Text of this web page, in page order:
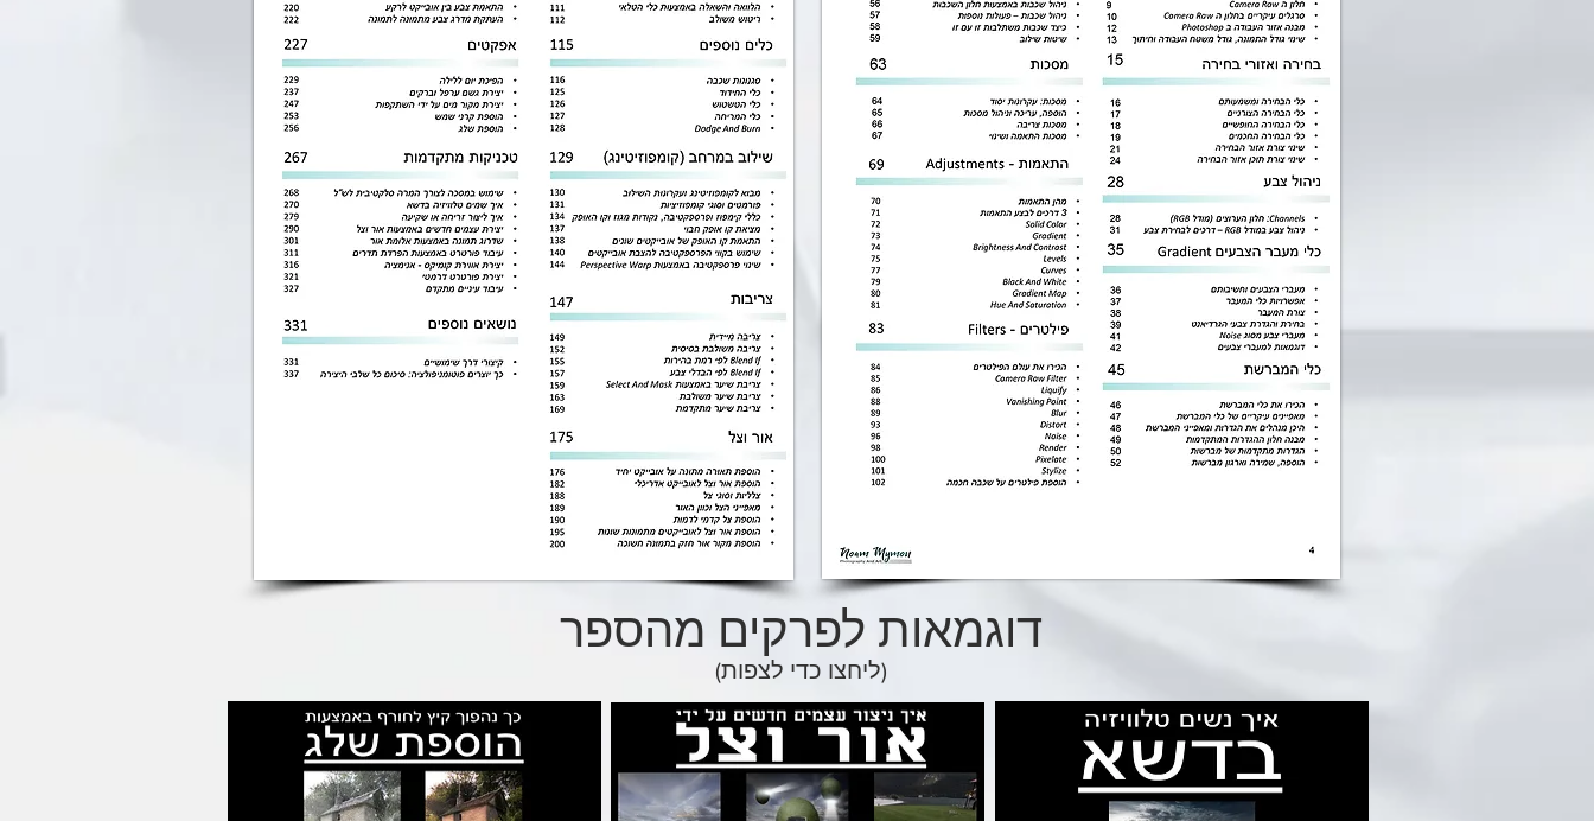
דוגמאות לפרקים מהספר
(ליחצו כדי לצפות)